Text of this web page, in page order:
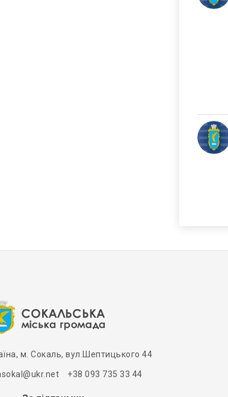
м. Сокаль, вул.Шептицького 44
+38 093 735 33 44